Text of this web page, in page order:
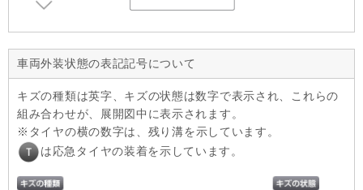
車両外装状態の表記記号について
キズの種類は英字、キズの状態は数字で表示され、これらの
組み合わせが、展開図中に表示されます。
タイヤの横の数字は、残り溝を示しています。
は応急タイヤの装着を示しています。